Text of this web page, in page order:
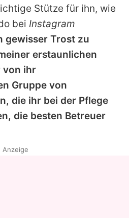
Stütze für ihn, wie
bei Instagram
gewisser Trost zu
erstaunlichen
von ihr
Gruppe von
die ihr bei der Pflege
die besten Betreuer
Anzeige